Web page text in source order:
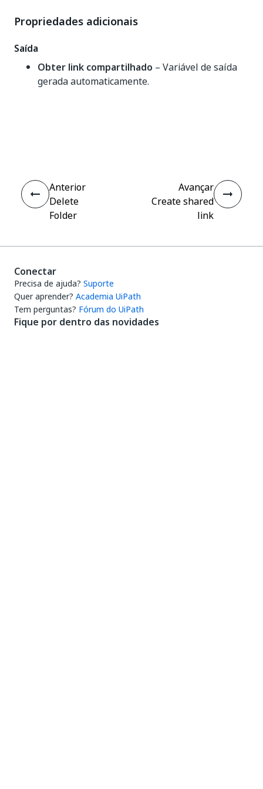
Propriedades adicionais
Saída
Obter link compartilhado – Variável de saída
gerada automaticamente.
Anterior
Delete
Folder
Avançar
Create shared
link
Conectar
Precisa de ajuda? Suporte
Quer aprender? Academia UiPath
Tem perguntas? Fórum do UiPath
Fique por dentro das novidades